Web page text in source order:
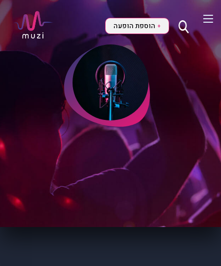
+ הוספת הופעה